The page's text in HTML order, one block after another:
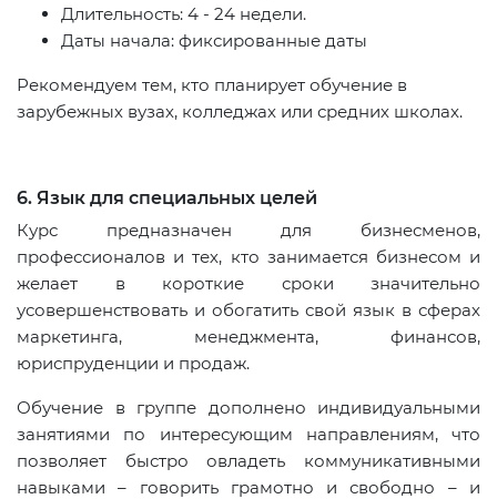
Длительность: 4 - 24 недели.
Даты начала: фиксированные даты
Рекомендуем тем, кто планирует обучение в
зарубежных вузах, колледжах или средних школах.
6. Язык для специальных целей
Курс предназначен для бизнесменов,
профессионалов и тех, кто занимается бизнесом и
желает в короткие сроки значительно
усовершенствовать и обогатить свой язык в сферах
маркетинга, менеджмента, финансов,
юриспруденции и продаж.
Обучение в группе дополнено индивидуальными
занятиями по интересующим направлениям, что
позволяет быстро овладеть коммуникативными
навыками – говорить грамотно и свободно – и